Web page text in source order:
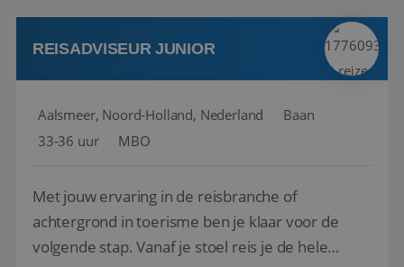
werken: of het nu gaat om vragen ...
REISADVISEUR JUNIOR
Aalsmeer, Noord-Holland, Nederland
Baan
33-36 uur
MBO
Met jouw ervaring in de reisbranche of
achtergrond in toerisme ben je klaar voor de
volgende stap. Vanaf je stoel reis je de hele